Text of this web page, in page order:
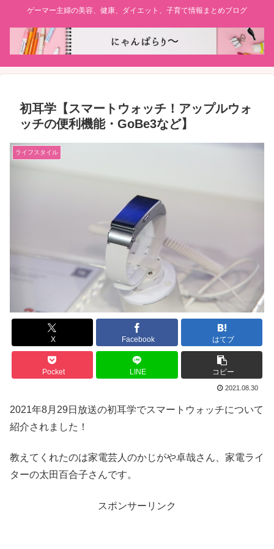
ゲーマー主婦の美容、健康、ダイエット、子育て情報まとめブログ
初耳学【スマートウォッチ！アップルウォ
ッチの便利機能・GoBe3など】
ライフスタイル
X Facebook はてブ
Pocket LINE コピー
2021.08.30
2021年8月29日放送の初耳学でスマートウォッチについて
紹介されました！
教えてくれたのは家電芸人のかじがや卓哉さん、家電ライ
ターの太田百合子さんです。
スポンサーリンク